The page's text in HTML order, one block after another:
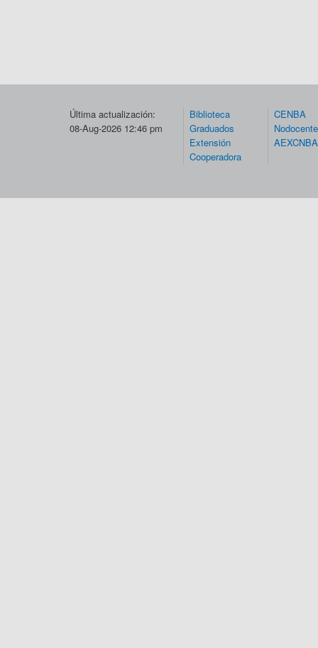
Última actualización:
08-Aug-2026 12:46 pm
Biblioteca
Graduados
Extensión
Cooperadora
CENBA
AEXCNBA